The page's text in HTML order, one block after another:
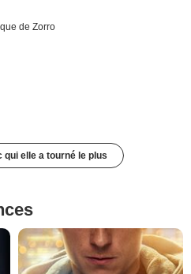
de Zorro
elle a tourné le plus